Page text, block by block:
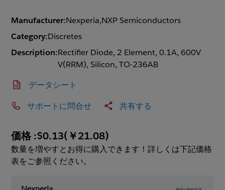
Manufacturer:Nexperia,NXP Semiconductors
Category:Discretes
Description:Rectifier Diode, 2 Element, 0.1A, 600V
V(RRM), Silicon, TO-236AB
データシート
サポートに問合せ 共有する
価格 :$0.13(￥21.08)
数量を増やすとお得に購入できます！詳しくは下記価格
表をご参照ください。
Nexperia